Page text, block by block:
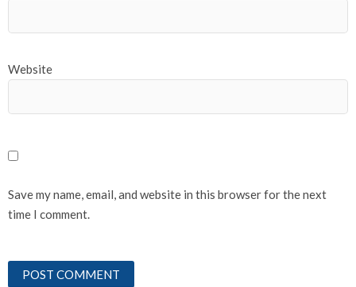
Website
Save my name, email, and website in this browser for the next
time I comment.